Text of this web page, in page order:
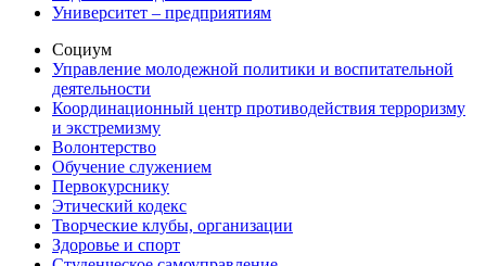
Университет – предприятиям
Социум
Управление молодежной политики и воспитательной
деятельности
Координационный центр противодействия терроризму
и экстремизму
Волонтерство
Обучение служением
Первокурснику
Этический кодекс
Творческие клубы, организации
Здоровье и спорт